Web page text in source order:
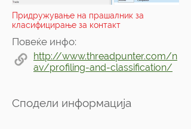
Придружување на прашалник за
класифицирање за контакт
Повеќе инфо:
http://www.threadpunter.com/n
av/profiling-and-classification/
Сподели информација